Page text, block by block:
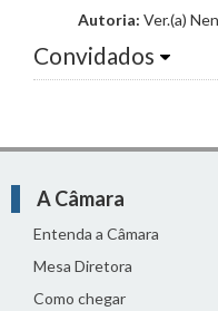
Autoria: Ver.(a)
Convidados
A Câmara
Entenda a Câmara
Mesa Diretora
Como chegar